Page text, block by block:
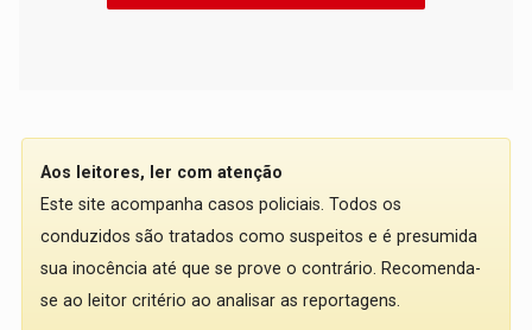
Aos leitores, ler com atenção
Este site acompanha casos policiais. Todos os
conduzidos são tratados como suspeitos e é presumida
sua inocência até que se prove o contrário. Recomenda-
se ao leitor critério ao analisar as reportagens.